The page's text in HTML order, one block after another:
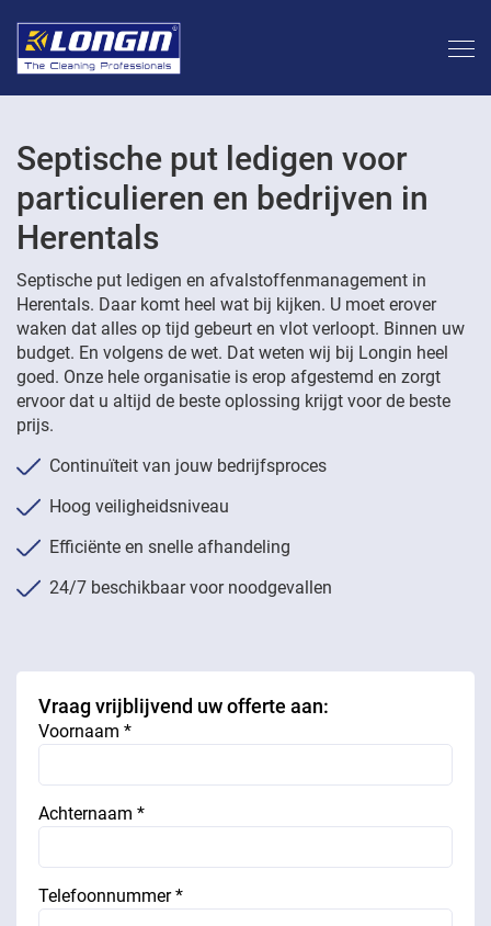
Septische put ledigen voor
particulieren en bedrijven in
Herentals
Septische put ledigen en afvalstoffenmanagement in
Herentals. Daar komt heel wat bij kijken. U moet erover
waken dat alles op tijd gebeurt en vlot verloopt. Binnen uw
budget. En volgens de wet. Dat weten wij bij Longin heel
goed. Onze hele organisatie is erop afgestemd en zorgt
ervoor dat u altijd de beste oplossing krijgt voor de beste
prijs.
Continuïteit van jouw bedrijfsproces
Hoog veiligheidsniveau
Efficiënte en snelle afhandeling
24/7 beschikbaar voor noodgevallen
Vraag vrijblijvend uw offerte aan:
Voornaam *
Achternaam *
Telefoonnummer *